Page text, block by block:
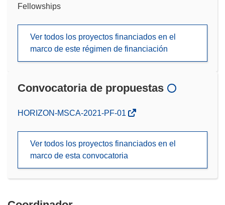
Fellowships
Ver todos los proyectos financiados en el
marco de este régimen de financiación
Convocatoria de propuestas
(se
nueva
HORIZON-MSCA-2021-PF-01
Ver todos los proyectos financiados en el
marco de esta convocatoria